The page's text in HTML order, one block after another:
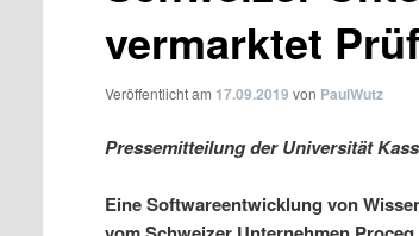
vermarktet
Veröffentlicht am 17.09.2019 von PaulWutz
Pressemitteilung der Universität
Eine Softwareentwicklung von